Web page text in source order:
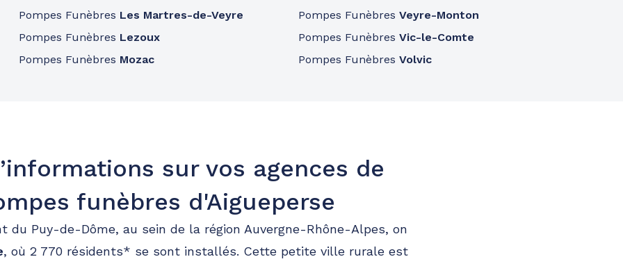
Pompes Funèbres Les Martres-de-Veyre
Pompes Funèbres Lezoux
Pompes Funèbres Mozac
Pompes FunèbresVeyre-Monton
Pompes FunèbresVic-le-Comte
Pompes FunèbresVolvic
sur vos agences de
funèbres d'Aigueperse
du Puy-de-Dôme, au sein de la région Auvergne-Rhône-Alpes, on
, où 2 770 résidents* se sont installés. Cette petite ville rurale est